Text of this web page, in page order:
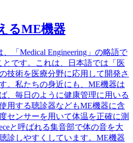
るME機器
「Medical Engineering」の略語で
です。これは、日本語では「医
技術を医療分野に応用して開発さ
。私たちの身近にも、ME機器は
、毎日のように健康管理に用いる
用する聴診器などもME機器に含
センサーを用いて体温を正確に測
と呼ばれる集音部で体の音を大
診しやすくしています。ME機器